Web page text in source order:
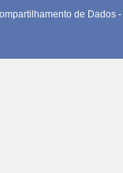
de Dados -